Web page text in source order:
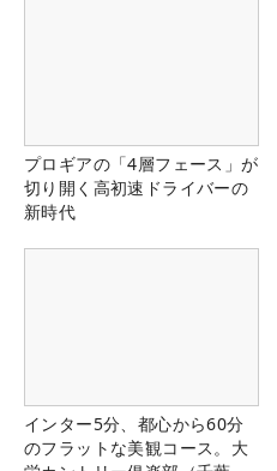
プロギアの「4層フェース」が
切り開く高初速ドライバーの
新時代
インター5分、都心から60分
のフラットな美観コース。大